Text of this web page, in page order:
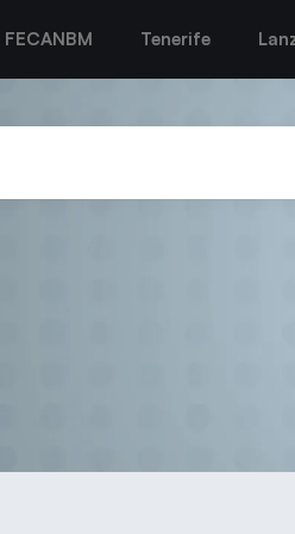
FECANBM Tenerife
Jersek